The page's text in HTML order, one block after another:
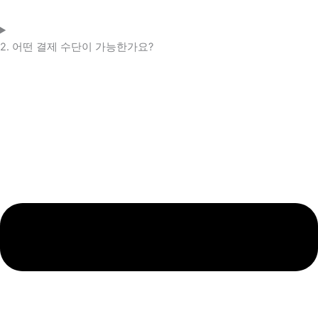
2. 어떤 결제 수단이 가능한가요?